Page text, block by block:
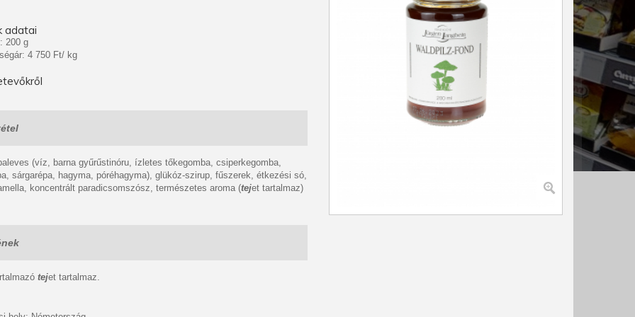
adatai
200 g
4 750 Ft/ kg
(víz, barna gyűrűstinóru, ízletes tőkegomba, csiperkegomba,
sárgarépa, hagyma, póréhagyma), glükóz-szirup, fűszerek, étkezési só,
koncentrált paradicsomszósz, természetes aroma (tejet tartalmaz)
tejet tartalmaz.